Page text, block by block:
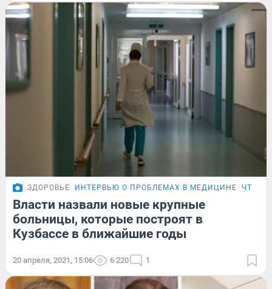
ЗДОРОВЬЕ ИНТЕРВЬЮ О ПРОБЛЕМАХ В МЕДИЦИНЕ ЧТО
Власти назвали новые крупные
больницы, которые построят в
Кузбассе в ближайшие годы
20 апреля, 2021, 15:06 6 220 1